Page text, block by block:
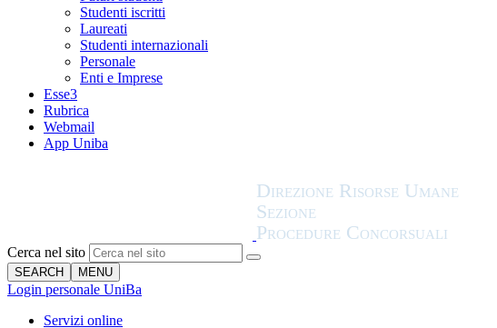
Studenti iscritti
Laureati
Studenti internazionali
Personale
Enti e Imprese
Esse3
Rubrica
Webmail
App Uniba
Cerca nel sito
SEARCH MENU
Login personale UniBa
Servizi online